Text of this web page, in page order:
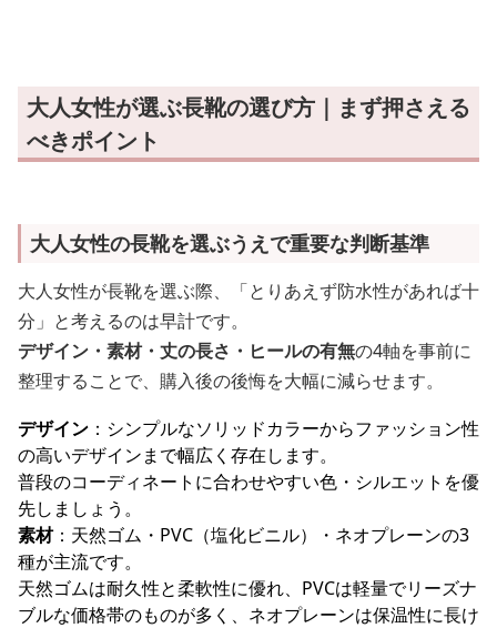
大人女性が選ぶ長靴の選び方｜まず押さえる
べきポイント
大人女性の長靴を選ぶうえで重要な判断基準
大人女性が長靴を選ぶ際、「とりあえず防水性があれば十
分」と考えるのは早計です。
デザイン・素材・丈の長さ・ヒールの有無の4軸を事前に
整理することで、購入後の後悔を大幅に減らせます。
デザイン ：シンプルなソリッドカラーからファッション性
の高いデザインまで幅広く存在します。
普段のコーディネートに合わせやすい色・シルエットを優
先しましょう。
素材：天然ゴム・PVC（塩化ビニル）・ネオプレーンの3
種が主流です。
天然ゴムは耐久性と柔軟性に優れ、PVCは軽量でリーズナ
ブルな価格帯のものが多く、ネオプレーンは保温性に長け